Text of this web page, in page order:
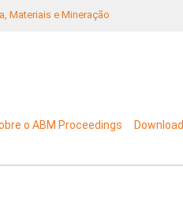
Materiais e Mineração
o ABM Proceedings Download